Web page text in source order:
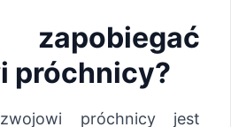
próchnicy?
próchnicy jest